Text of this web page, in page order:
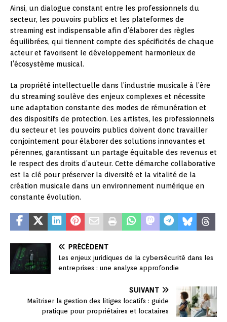
Ainsi, un dialogue constant entre les professionnels du
secteur, les pouvoirs publics et les plateformes de
streaming est indispensable afin d’élaborer des règles
équilibrées, qui tiennent compte des spécificités de chaque
acteur et favorisent le développement harmonieux de
l’écosystème musical.
La propriété intellectuelle dans l’industrie musicale à l’ère
du streaming soulève des enjeux complexes et nécessite
une adaptation constante des modes de rémunération et
des dispositifs de protection. Les artistes, les professionnels
du secteur et les pouvoirs publics doivent donc travailler
conjointement pour élaborer des solutions innovantes et
pérennes, garantissant un partage équitable des revenus et
le respect des droits d’auteur. Cette démarche collaborative
est la clé pour préserver la diversité et la vitalité de la
création musicale dans un environnement numérique en
constante évolution.
PRÉCÉDENT
Les enjeux juridiques de la cybersécurité dans les
entreprises : une analyse approfondie
SUIVANT
Maîtriser la gestion des litiges locatifs : guide
pratique pour propriétaires et locataires